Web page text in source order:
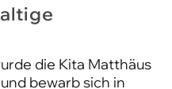
die Kita Matthäus
bewarb sich in